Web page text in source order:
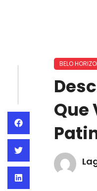
BELO
Que